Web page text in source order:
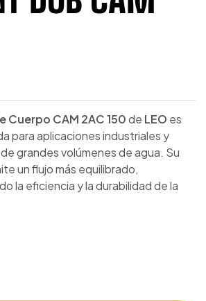
CAM 2AC 150de LEO es
para aplicaciones industriales y
grandes volúmenes de agua. Su
un flujo más equilibrado,
la eficiencia y la durabilidad de la